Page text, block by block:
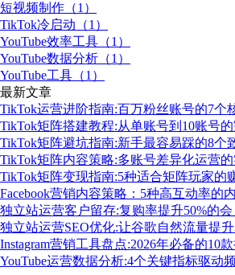
短视频制作（1）
TikTok冷启动（1）
YouTube效率工具（1）
YouTube数据分析（1）
YouTube工具（1）
最新文章
TikTok运营进阶指南:百万粉丝账号的7个
TikTok矩阵搭建教程:从单账号到10账号
TikTok矩阵避坑指南:新手最容易踩的8个
TikTok矩阵内容策略:多账号差异化运营
TikTok矩阵变现指南:5种适合矩阵玩家的
Facebook营销内容策略：5种高互动率的
独立站运营客户留存:复购率提升50%的
独立站运营SEO优化:让谷歌自然流量提
Instagram营销工具盘点:2026年必备的10
YouTube运营数据分析:4个关键指标驱动